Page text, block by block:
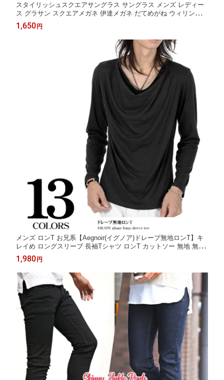
スタイリッシュスクエアサングラス サングラス メンズ レディー
ス グラサン スクエアメガネ 伊達メガネ だてめがね ウィリントン
UVカット スモーク カラーレンズ クリアレンズ 細フレーム お洒
落 ユニセックス ビター系 BITTER pm-9156
1,650 円
メンズ ロンT お兄系【Aegnoir(イグノア)ドレープ無地ロンT】キ
レイめ ロングスリーブ 長袖Tシャツ ロンT カットソー 無地 無地
Tee V系 Vホス ドレープ シンプル シャツ Tee T ドレープ カジュ
アル ろんてぃー 長袖 お 兄 系 お兄 服 通販 ファッション
1,980 円